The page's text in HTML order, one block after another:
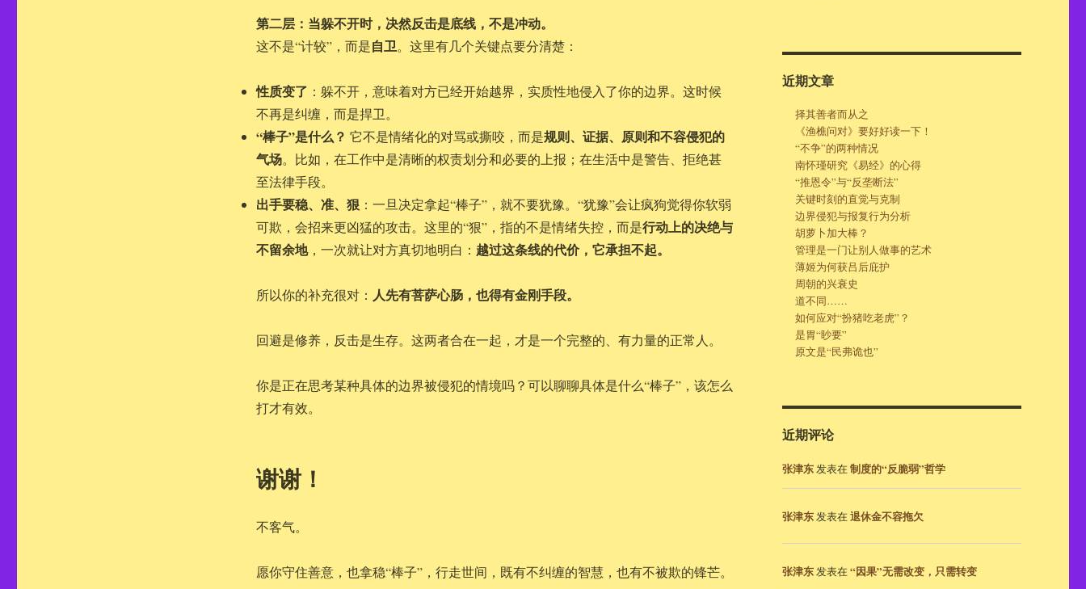
第二层：当躲不开时，决然反击是底线，不是冲动。
这不是“计较”，而是自卫。这里有几个关键点要分清楚：
性质变了 ：躲不开，意味着对方已经开始越界，实质性地侵入了你的边界。这时候
不再是纠缠，而是捍卫。
“棒子”是什么？ 它不是情绪化的对骂或撕咬，而是规则、证据、原则和不容侵犯的
气场。比如，在工作中是清晰的权责划分和必要的上报；在生活中是警告、拒绝甚
至法律手段。
出手要稳、准、狠：一旦决定拿起“棒子”，就不要犹豫。“犹豫”会让疯狗觉得你软弱
可欺，会招来更凶猛的攻击。这里的“狠”，指的不是情绪失控，而是行动上的决绝与
不留余地，一次就让对方真切地明白： 越过这条线的代价，它承担不起。
所以你的补充很对： 人先有菩萨心肠，也得有金刚手段。
回避是修养，反击是生存。这两者合在一起，才是一个完整的、有力量的正常人。
你是正在思考某种具体的边界被侵犯的情境吗？可以聊聊具体是什么“棒子”，该怎么
打才有效。
谢谢！
不客气。
愿你守住善意，也拿稳“棒子”，行走世间，既有不纠缠的智慧，也有不被欺的锋芒。
近期文章
择其善者而从之
《渔樵问对》要好好读一下！
“不争”的两种情况
南怀瑾研究《易经》的心得
“推恩令”与“反垄断法”
关键时刻的直觉与克制
边界侵犯与报复行为分析
胡萝卜加大棒？
管理是一门让别人做事的艺术
薄姬为何获吕后庇护
周朝的兴衰史
道不同……
如何应对“扮猪吃老虎”？
是胃“眇要”
原文是“民弗诡也”
近期评论
张津东发表在制度的“反脆弱”哲学
张津东发表在退休金不容拖欠
张津东发表在“因果”无需改变，只需转变